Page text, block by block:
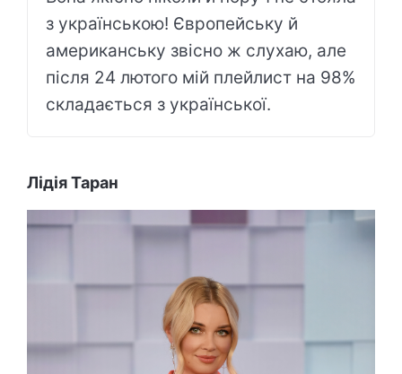
з українською! Європейську й
американську звісно ж слухаю, але
після 24 лютого мій плейлист на 98%
складається з української.
Лідія Таран